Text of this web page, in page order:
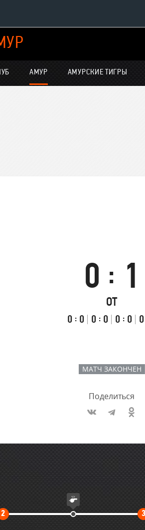
Дивизион Харламова
Автомобилист
АМУР АМУРСКИЕ ТИГРЫ
Итоговый
счёт
0 : 1
ОТСчёт
по
таймам
Первый
0 : 0
Второй
0 : 0
Третий
0 : 0 0
МАТЧ ЗАКОНЧЕН
Поделиться
2Второй
3